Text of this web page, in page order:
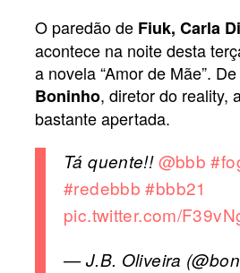
O paredão de Fiuk, Carla
acontece na noite desta
a novela “Amor de Mãe”.
Boninho, diretor do reality,
bastante apertada.
Tá quente!!@bbb
#redebbb #bbb21
pic.twitter.com/
— J.B. Oliveira